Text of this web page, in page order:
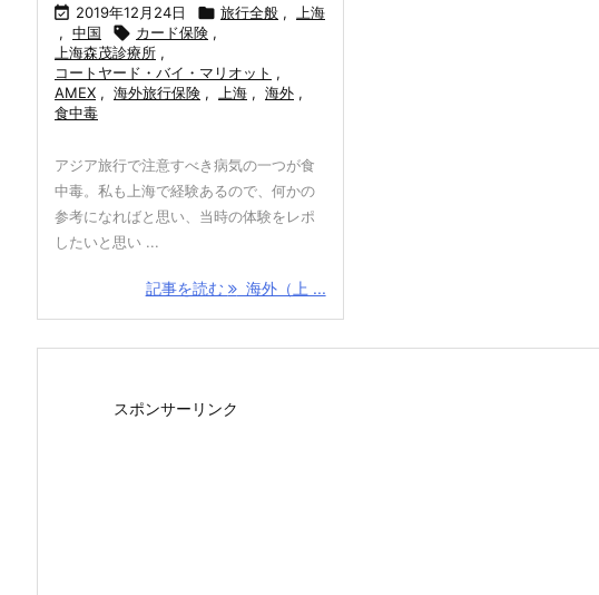
 2019年12月24日  旅行全般 ,
上海
, 中国  カード保険 ,
上海森茂診療所 ,
コートヤード・バイ・マリオット ,
AMEX , 海外旅行保険 , 上海 , 海外 ,
食中毒
アジア旅行で注意すべき病気の一つが食
中毒。私も上海で経験あるので、何かの
参考になればと思い、当時の体験をレポ
したいと思い ...
記事を読む 海外（上 ...
スポンサーリンク